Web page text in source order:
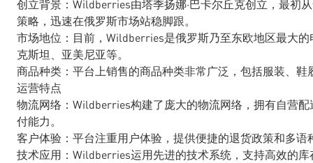
创立背景：Wildberries由塔季扬娜·巴卡尔丘克创立，最初
策略，迅速在俄罗斯市场站稳脚跟。
市场地位：目前，Wildberries是俄罗斯乃至东欧地区最大
克斯坦、亚美尼亚等。
商品种类：平台上销售的商品种类非常广泛，包括服装、
运营特点
物流网络：Wildberries构建了庞大的物流网络，拥有自营
付能力。
客户体验：平台注重用户体验，提供便捷的退货政策和多
技术应用：Wildberries运用先进的技术系统，支持高效的